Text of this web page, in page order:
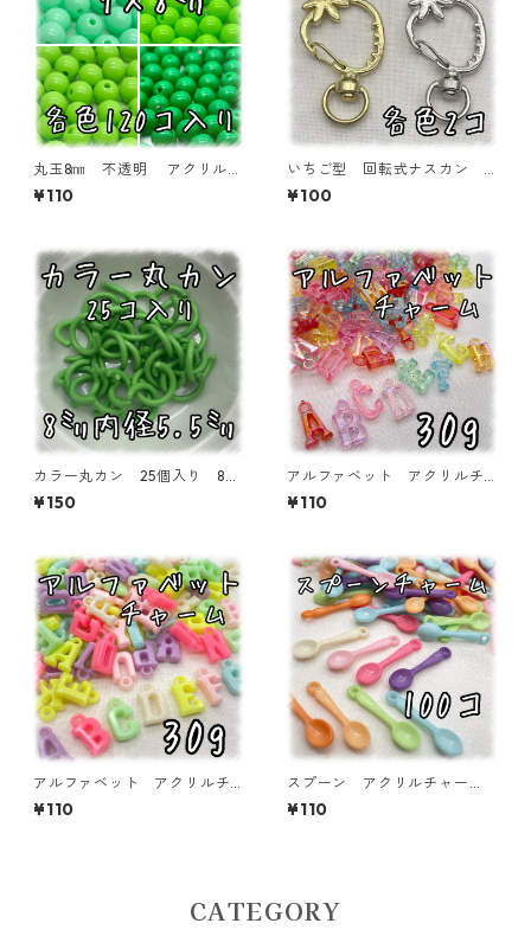
丸玉8㎜ 不透明 アクリルビ
ーズ 各色 120個入り ラウ
ンドビーズ【RB-n8】
¥110
いちご型 回転式ナスカン
各色2個入り【AP-KNK-ST2
P】
¥100
カラー丸カン 25個入り 8
㎜ ライトグリーン【MCC-L
GRN】
¥150
アルファベット アクリルチ
ャーム オーロラタイプ 30
ｇ 【ACM-EA-30G-AC】
¥110
アルファベット アクリルチ
ャーム 30ｇ 【ACM-EA-3
0G-P】
¥110
スプーン アクリルチャー
ム 100個入り 【ACM-SPN
-MIX100】
¥110
CATEGORY